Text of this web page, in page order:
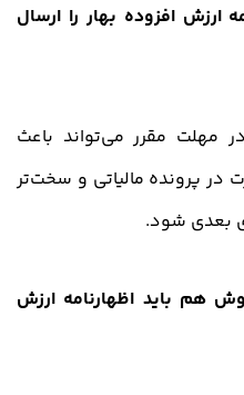
ارزش افزوده بهار را ارسال
مهلت مقرر می‌تواند باعث
در پرونده مالیاتی و سخت‌تر
بعدی شود.
هم باید اظهارنامه ارزش